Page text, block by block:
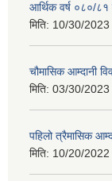
आर्थिक वर्ष ०८०/
मिति: 10/30/
चौमासिक आम्दानी
मिति: 03/30/2023
पहिलो त्रैमासिक
मिति: 10/20/